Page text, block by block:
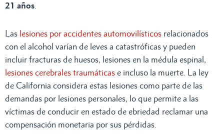
21 años.
Las lesiones por accidentes automovilísticos relacionados
con el alcohol varían de leves a catastróficas y pueden
incluir fracturas de huesos, lesiones en la médula espinal,
lesiones cerebrales traumáticas e incluso la muerte. La ley
de California considera estas lesiones como parte de las
demandas por lesiones personales, lo que permite a las
víctimas de conducir en estado de ebriedad reclamar una
compensación monetaria por sus pérdidas.